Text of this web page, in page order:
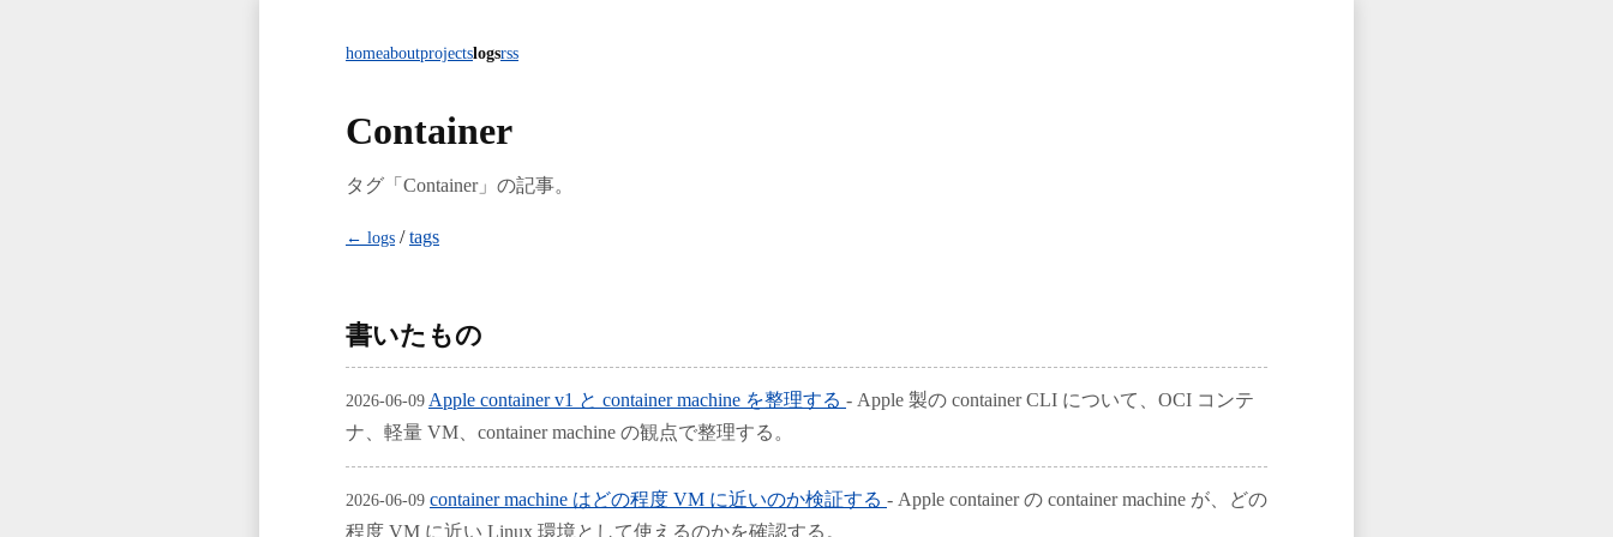
homeaboutprojectslogsrss
Container
タグ「Container」の記事。
← logs /tags
書いたもの
2026-06-09 Apple container v1 と container machine を整理する - Apple 製の container CLI について、OCI コンテ
ナ、軽量 VM、container machine の観点で整理する。
2026-06-09 container machine はどの程度 VM に近いのか検証する - Apple container の container machine が、どの
程度 VM に近い Linux 環境として使えるのかを確認する。